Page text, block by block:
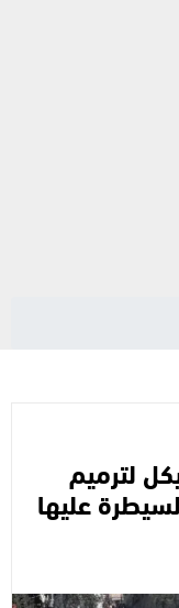
شيكل لترميم
عليها